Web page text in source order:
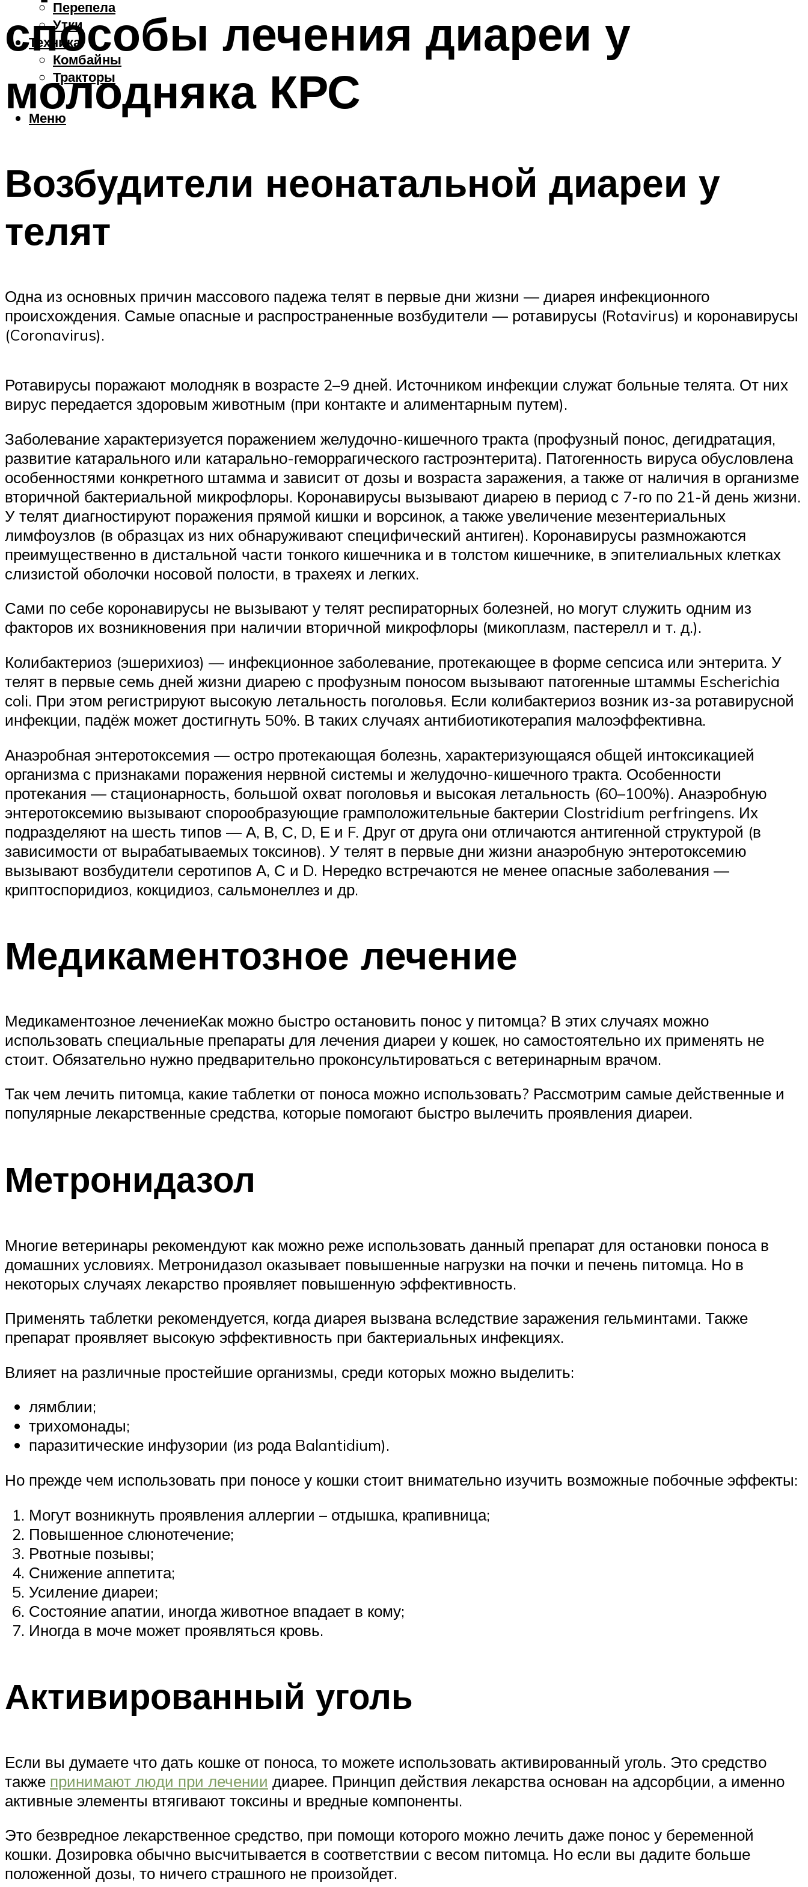
Перепела
Утки
Техника
Комбайны
Тракторы
Меню
способы лечения диареи у
молодняка КРС
Возбудители неонатальной диареи у
телят
Одна из основных причин массового падежа телят в первые дни жизни — диарея инфекционного
происхождения. Самые опасные и распространенные возбудители — ротавирусы (Rotavirus) и коронавирусы
(Coronavirus).
Ротавирусы поражают молодняк в возрасте 2–9 дней. Источником инфекции служат больные телята. От них
вирус передается здоровым животным (при контакте и алиментарным путем).
Заболевание характеризуется поражением желудочно-кишечного тракта (профузный понос, дегидратация,
развитие катарального или катарально-геморрагического гастроэнтерита). Патогенность вируса обусловлена
особенностями конкретного штамма и зависит от дозы и возраста заражения, а также от наличия в организме
вторичной бактериальной микрофлоры. Коронавирусы вызывают диарею в период с 7-го по 21-й день жизни.
У телят диагностируют поражения прямой кишки и ворсинок, а также увеличение мезентериальных
лимфоузлов (в образцах из них обнаруживают специфический антиген). Коронавирусы размножаются
преимущественно в дистальной части тонкого кишечника и в толстом кишечнике, в эпителиальных клетках
слизистой оболочки носовой полости, в трахеях и легких.
Сами по себе коронавирусы не вызывают у телят респираторных болезней, но могут служить одним из
факторов их возникновения при наличии вторичной микрофлоры (микоплазм, пастерелл и т. д.).
Колибактериоз (эшерихиоз) — инфекционное заболевание, протекающее в форме сепсиса или энтерита. У
телят в первые семь дней жизни диарею с профузным поносом вызывают патогенные штаммы Escherichia
сoli. При этом регистрируют высокую летальность поголовья. Если колибактериоз возник из-за ротавирусной
инфекции, падёж может достигнуть 50%. В таких случаях антибиотикотерапия малоэффективна.
Анаэробная энтеротоксемия — остро протекающая болезнь, характеризующаяся общей интоксикацией
организма с признаками поражения нервной системы и желудочно-кишечного тракта. Особенности
протекания — стационарность, большой охват поголовья и высокая летальность (60–100%). Анаэробную
энтеротоксемию вызывают спорообразующие грамположительные бактерии Clostridium perfringens. Их
подразделяют на шесть типов — А, В, С, D, Е и F. Друг от друга они отличаются антигенной структурой (в
зависимости от вырабатываемых токсинов). У телят в первые дни жизни анаэробную энтеротоксемию
вызывают возбудители серотипов А, С и D. Нередко встречаются не менее опасные заболевания —
криптоспоридиоз, кокцидиоз, сальмонеллез и др.
Медикаментозное лечение
Медикаментозное лечениеКак можно быстро остановить понос у питомца? В этих случаях можно
использовать специальные препараты для лечения диареи у кошек, но самостоятельно их применять не
стоит. Обязательно нужно предварительно проконсультироваться с ветеринарным врачом.
Так чем лечить питомца, какие таблетки от поноса можно использовать? Рассмотрим самые действенные и
популярные лекарственные средства, которые помогают быстро вылечить проявления диареи.
Метронидазол
Многие ветеринары рекомендуют как можно реже использовать данный препарат для остановки поноса в
домашних условиях. Метронидазол оказывает повышенные нагрузки на почки и печень питомца. Но в
некоторых случаях лекарство проявляет повышенную эффективность.
Применять таблетки рекомендуется, когда диарея вызвана вследствие заражения гельминтами. Также
препарат проявляет высокую эффективность при бактериальных инфекциях.
Влияет на различные простейшие организмы, среди которых можно выделить:
лямблии;
трихомонады;
паразитические инфузории (из рода Balantidium).
Но прежде чем использовать при поносе у кошки стоит внимательно изучить возможные побочные эффекты:
Могут возникнуть проявления аллергии – отдышка, крапивница;
Повышенное слюнотечение;
Рвотные позывы;
Снижение аппетита;
Усиление диареи;
Состояние апатии, иногда животное впадает в кому;
Иногда в моче может проявляться кровь.
Активированный уголь
Если вы думаете что дать кошке от поноса, то можете использовать активированный уголь. Это средство
также принимают люди при лечении диарее. Принцип действия лекарства основан на адсорбции, а именно
активные элементы втягивают токсины и вредные компоненты.
Это безвредное лекарственное средство, при помощи которого можно лечить даже понос у беременной
кошки. Дозировка обычно высчитывается в соответствии с весом питомца. Но если вы дадите больше
положенной дозы, то ничего страшного не произойдет.